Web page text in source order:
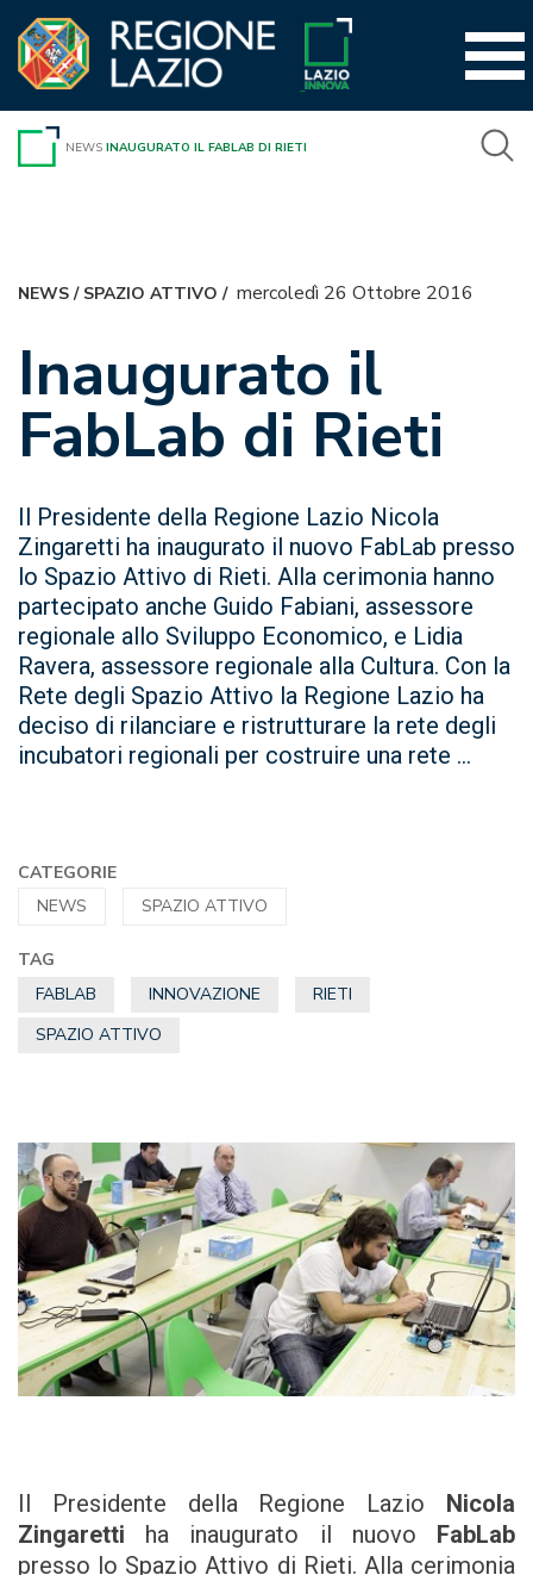
contenuto
NEWS INAUGURATO IL FABLAB DI RIETI
NEWS/ SPAZIO ATTIVO / mercoledì 26 Ottobre 2016
Inaugurato il
FabLab di Rieti
Il Presidente della Regione Lazio Nicola
Zingaretti ha inaugurato il nuovo FabLab presso
lo Spazio Attivo di Rieti. Alla cerimonia hanno
partecipato anche Guido Fabiani, assessore
regionale allo Sviluppo Economico, e Lidia
Ravera, assessore regionale alla Cultura. Con la
Rete degli Spazio Attivo la Regione Lazio ha
deciso di rilanciare e ristrutturare la rete degli
incubatori regionali per costruire una rete ...
CATEGORIE
NEWS
SPAZIO ATTIVO
TAG
FABLAB
INNOVAZIONE
RIETI
SPAZIO ATTIVO
Il Presidente della Regione Lazio Nicola
Zingaretti ha inaugurato il nuovo FabLab
presso lo Spazio Attivo di Rieti. Alla cerimonia